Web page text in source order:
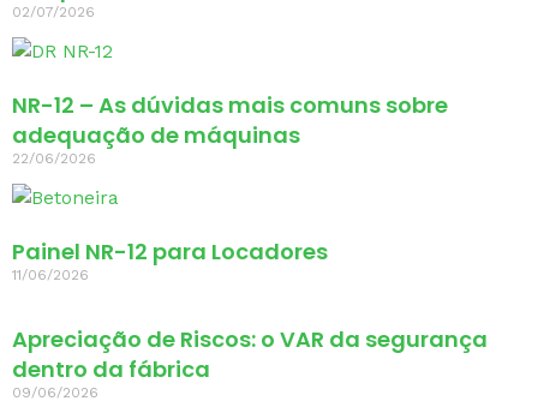
02/07/2026
NR-12 – As dúvidas mais comuns sobre
adequação de máquinas
22/06/2026
Painel NR-12 para Locadores
11/06/2026
Apreciação de Riscos: o VAR da segurança
dentro da fábrica
09/06/2026